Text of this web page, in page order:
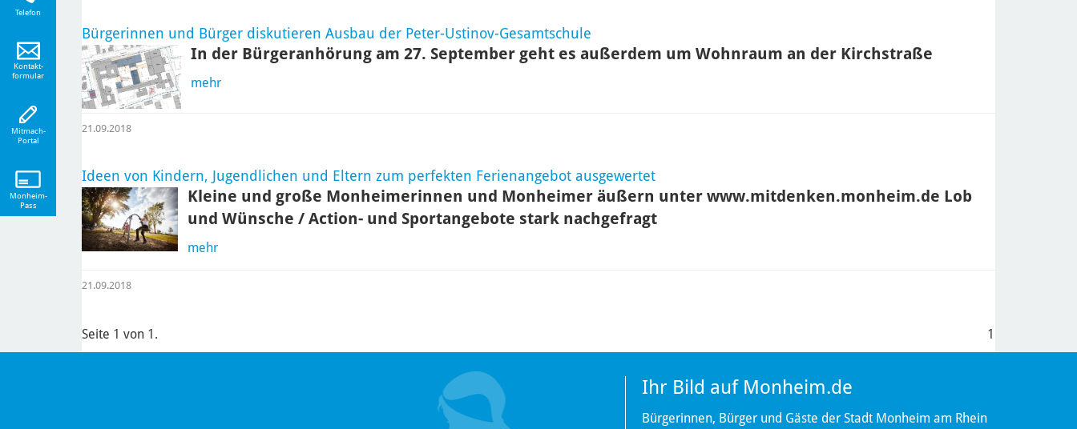
Bürgerinnen und Bürger diskutieren Ausbau der Peter-Ustinov-Gesamtschule
In der Bürgeranhörung am 27. September geht es außerdem um Wohnraum an der Kirchstraße
mehr
21.09.2018
Ideen von Kindern, Jugendlichen und Eltern zum perfekten Ferienangebot ausgewertet
Kleine und große Monheimerinnen und Monheimer äußern unter www.mitdenken.monheim.de Lob
und Wünsche / Action- und Sportangebote stark nachgefragt
mehr
21.09.2018
Seite 1 von 1. 1
Ihr Bild auf Monheim.de
Bürgerinnen, Bürger und Gäste der Stadt Monheim am Rhein
Telefon
Kontakt-
formular
Mitmach-
Portal
Monheim-
Pass